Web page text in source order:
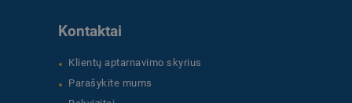
Kontaktai
Klientų aptarnavimo skyrius
Parašykite mums